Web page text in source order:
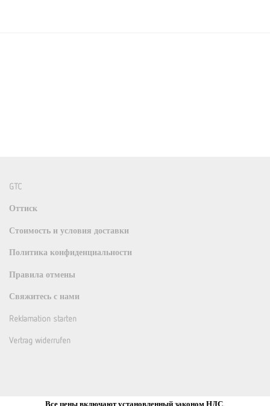
GTC
Оттиск
Стоимость и условия доставки
Политика конфиденциальности
Правила отмены
Свяжитесь с нами
Reklamation starten
Vertrag widerrufen
Все цены включают установленный законом НДС.